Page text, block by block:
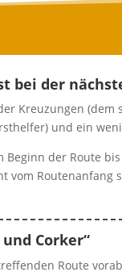
bei der
Kreuzungen (dem
und ein
der Route
vom Routenanfang
Corker“
Route